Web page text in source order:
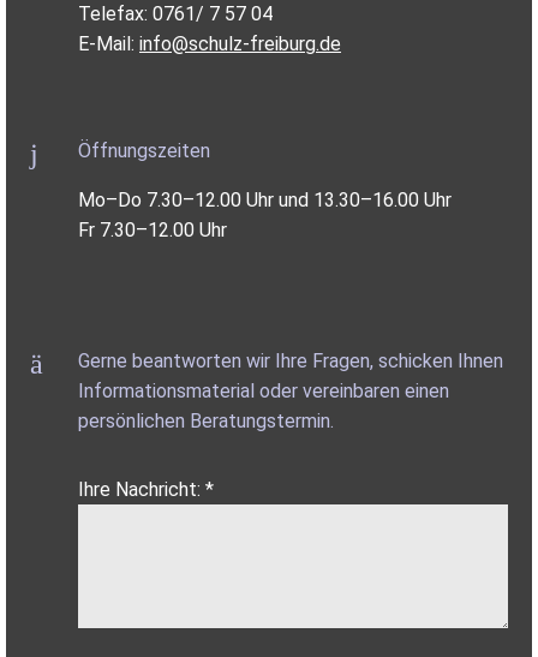
Telefax: 0761/ 7 57 04
E-Mail: info@schulz-freiburg.de
Öffnungszeiten
Mo–Do 7.30–12.00 Uhr und 13.30–16.00 Uhr
Fr 7.30–12.00 Uhr
Gerne beantworten wir Ihre Fragen, schicken Ihnen
Informationsmaterial oder vereinbaren einen
persönlichen Beratungstermin.
Ihre Nachricht: *